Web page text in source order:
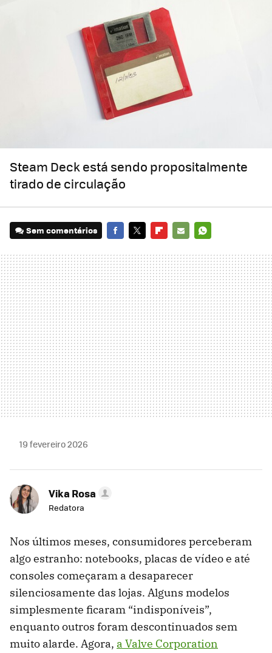
Steam Deck está sendo propositalmente
tirado de circulação
Sem comentários
MAIL
19 fevereiro 2026
Vika Rosa
Redatora
Nos últimos meses, consumidores perceberam
algo estranho: notebooks, placas de vídeo e até
consoles começaram a desaparecer
silenciosamente das lojas. Alguns modelos
simplesmente ficaram “indisponíveis”,
enquanto outros foram descontinuados sem
muito alarde. Agora, a Valve Corporation